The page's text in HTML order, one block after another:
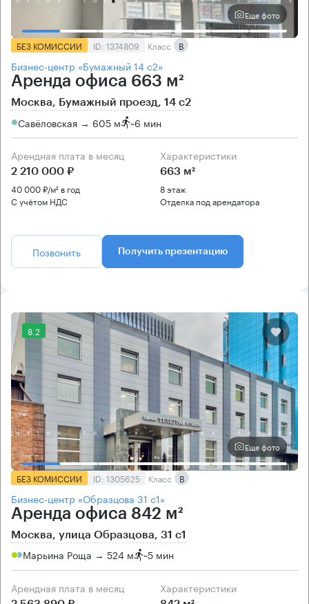
Еще фото
БЕЗ КОМИССИИ ID: 1374809 Класс B
Бизнес-центр «Бумажный 14 с2»
Аренда офиса 663 м²
Москва, Бумажный проезд, 14 с2
Савёловская → 605 м ~6 мин
Арендная плата в месяц
2 210 000 ₽
40 000 ₽/м² в год
С учётом НДС
Характеристики
663 м²
8 этаж
Отделка под арендатора
Позвонить Получить презентацию
8.2
Еще фото
БЕЗ КОМИССИИ ID: 1305625 Класс B
Бизнес-центр «Образцова 31 с1»
Аренда офиса 842 м²
Москва, улица Образцова, 31 с1
Марьина Роща → 524 м ~5 мин
Арендная плата в месяц Характеристики